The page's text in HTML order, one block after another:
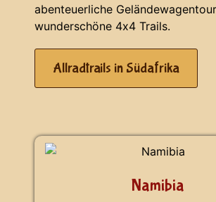
abenteuerliche
wunderschöne 4x4 Trails.
Allradtrails in Südafrika
Namibia